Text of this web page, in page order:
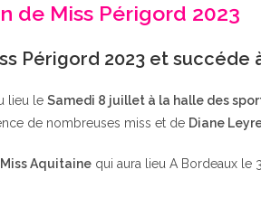
de Miss Périgord 2023
Périgord 2023 et succéde
lieu le Samedi 8 juillet à la halle des
de nombreuses miss et de Diane
Miss Aquitaine qui aura lieu A Bordeaux le